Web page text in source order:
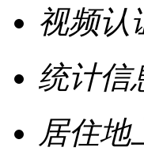
视频认
统计信
居住地